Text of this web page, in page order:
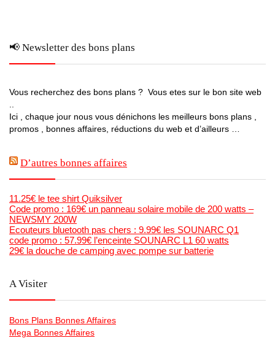
📢 Newsletter des bons plans
Vous recherchez des bons plans ? Vous etes sur le bon site web
Ici , chaque jour nous vous dénichons les meilleurs bons plans ,
promos , bonnes affaires, réductions du web et d’ailleurs …
D’autres bonnes affaires
11.25€ le tee shirt Quiksilver
Code promo : 169€ un panneau solaire mobile de 200 watts –
NEWSMY 200W
Ecouteurs bluetooth pas chers : 9.99€ les SOUNARC Q1
code promo : 57.99€ l’enceinte SOUNARC L1 60 watts
29€ la douche de camping avec pompe sur batterie
A Visiter
Bons Plans Bonnes Affaires
Mega Bonnes Affaires